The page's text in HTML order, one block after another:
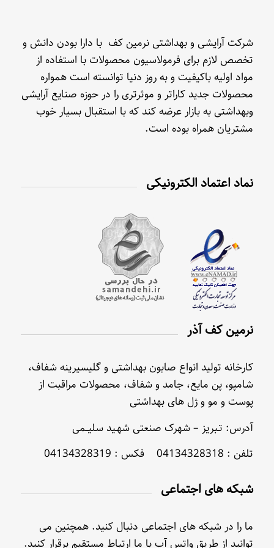
شرکت آرایشی و بهداشتی نرمین کف با دارا بودن دانش و
تخصص لازم برای فرمولاسیون محصولات با استفاده از
مواد اولیه باکیفیت و به روز دنیا توانسته است همواره
محصولات جدید کاراتر و موثرتری را در حوزه صنایع آرایشی
وبهداشتی به بازار عرضه کند که با استقبال بسیار خوب
مشتریان همراه بوده است.
نماد اعتماد الکترونیکی
نرمین کف آذر
کارخانه تولید انواع صابون بهداشتی و گلیسیرینه شفاف،
شامپو، پن مایع، جامد و شفاف، محصولات مراقبت از
پوست و مو و ژل های بهداشتی
آدرس: تـبریز – شهرک صنعتی شهـید سلیــمی
تلفن : 04134328318 فکس : 04134328319
شبکه های اجتماعی
ما را در شبکه های اجتماعی دنبال کنید. همچنین می
توانید از طریق واتس آپ با ما ارتباط مستقیم برقرار کنید.